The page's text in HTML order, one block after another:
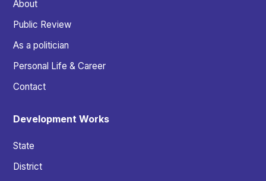
About
Public Review
As a politician
Personal Life & Career
Contact
Development Works
State
District